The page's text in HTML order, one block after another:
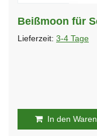
Beißmoon für
Lieferzeit: 3-4 Tage
In den